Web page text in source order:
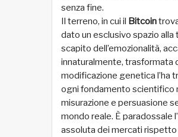
senza fine.
Il terreno, in cui il Bitcoin
dato un esclusivo spazio alla
scapito dell’emozionalità,
innaturalmente, trasformata
modificazione genetica l’ha
ogni fondamento scientifico
misurazione e persuasione
mondo reale. È paradossale
assoluta dei mercati rispetto